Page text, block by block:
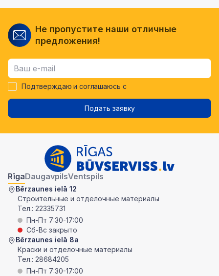
Не пропустите наши отличные
предложения!
Подтверждаю и соглашаюсь с
Подать заявку
RīgaDaugavpilsVentspils
Bērzaunes ielā 12
Строительные и отделочные материалы
Тел.: 22335731
Пн-Пт 7:30-17:00
Сб-Вс закрыто
Bērzaunes ielā 8a
Краски и отделочные материалы
Тел.: 28684205
Пн-Пт 7:30-17:00